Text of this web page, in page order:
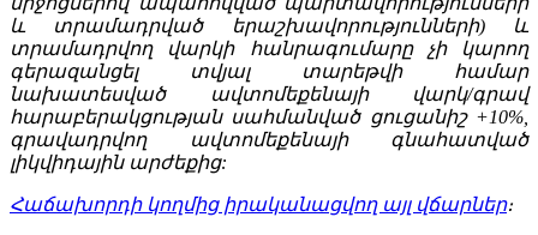
և տրամադրված երաշխավորությունների) և
տրամադրվող վարկի հանրագումարը չի կարող
գերազանցել տվյալ տարեթվի համար
նախատեսված ավտոմեքենայի վարկ/գրավ
հարաբերակցության սահմանված ցուցանիշ +10%,
գրավադրվող ավտոմեքենայի գնահատված
լիկվիդային արժեքից:
Հաճախորդի կողմից իրականացվող այլ վճարներ։